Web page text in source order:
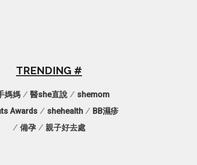
TRENDING #
媽媽 / 醫she直說 / shemom
Awards / shehealth / BB濕疹
/ 備孕 / 親子好去處